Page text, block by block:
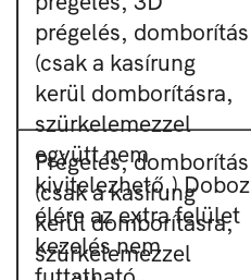
prégelés, domborítás
(csak a kasírung
kerül domborításra,
szürkelemezzel
együtt nem
kivitelezhető.) Doboz
élére az extra felület
kezelés nem
Prégelés, domborítás
(csak a kasírung
kerül domborításra,
szürkelemezzel